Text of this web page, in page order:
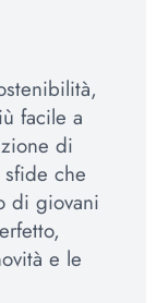
facile a
di
che
di giovani
e le